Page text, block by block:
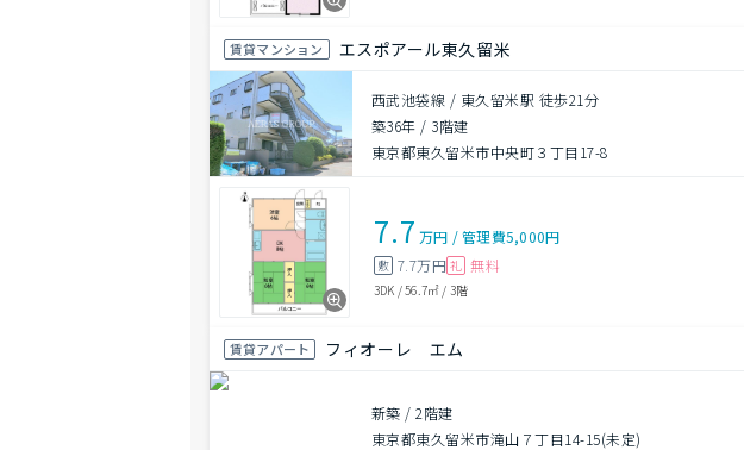
賃貸マンション エスポアール東久留米
西武池袋線 / 東久留米駅 徒歩21分
築36年 / 3階建
東京都東久留米市中央町３丁目17-8
7.7 万円 /管理費5,000円
敷 7.7万円 礼 無料
3DK /56.7㎡ / 3階
賃貸アパート フィオーレ エム
新築 /2階建
東京都東久留米市滝山７丁目14-15(未定)